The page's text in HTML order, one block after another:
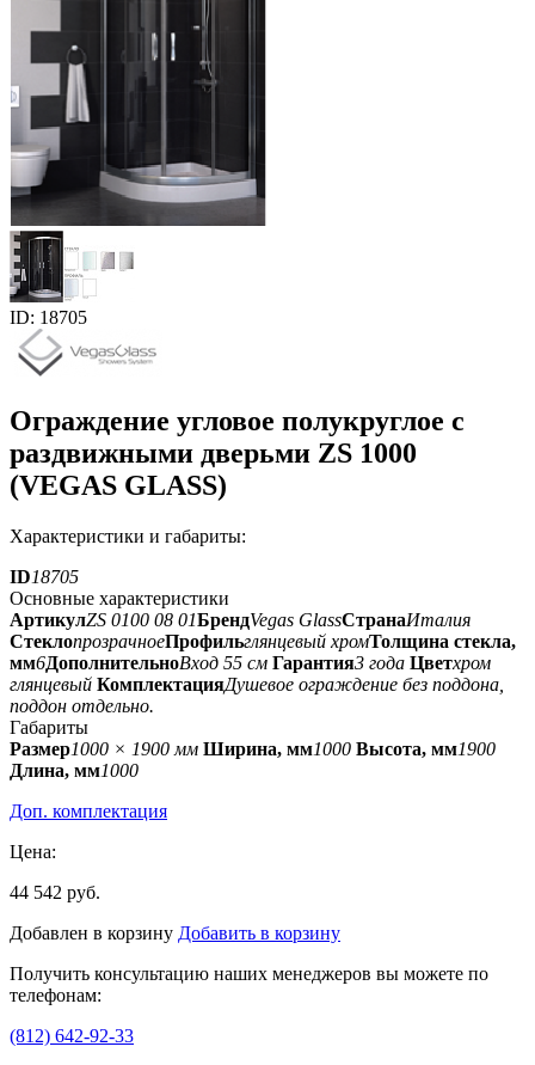
ID: 18705
Ограждение угловое полукруглое с
раздвижными дверьми ZS 1000
(VEGAS GLASS)
Характеристики и габариты:
ID18705
Основные характеристики
АртикулZS 0100 08 01БрендVegas GlassСтранаИталия
СтеклопрозрачноеПрофильглянцевый хромТолщина стекла,
мм6ДополнительноВход 55 см Гарантия3 года Цветхром
глянцевый КомплектацияДушевое ограждение без поддона,
поддон отдельно.
Габариты
Размер1000 × 1900 мм Ширина, мм1000 Высота, мм1900
Длина, мм1000
Доп. комплектация
Цена:
44 542 руб.
Добавлен в корзину Добавить в корзину
Получить консультацию наших менеджеров вы можете по
телефонам:
(812) 642-92-33